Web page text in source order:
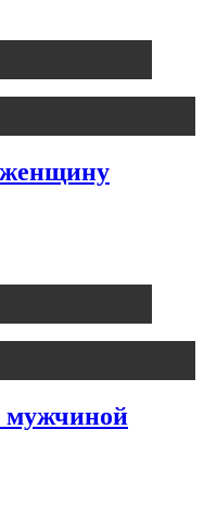
женщину